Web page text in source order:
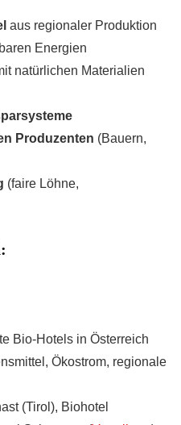
aus regionaler Produktion
Energien
natürlichen Materialien
Produzenten (Bauern,
(faire Löhne,
Bio-Hotels in Österreich
Ökostrom, regionale
(Tirol), Biohotel